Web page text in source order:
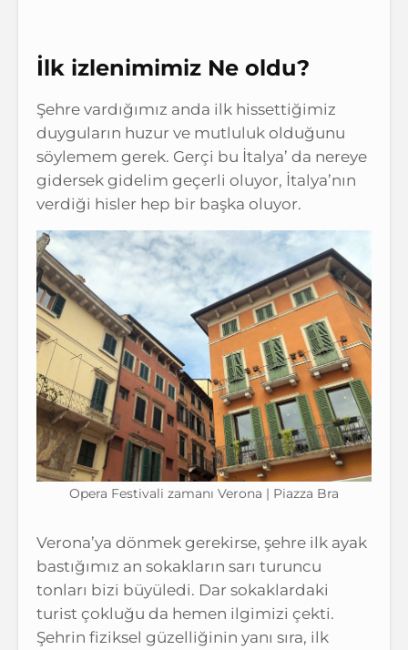
İlk izlenimimiz Ne oldu?
Şehre vardığımız anda ilk hissettiğimiz
duyguların huzur ve mutluluk olduğunu
söylemem gerek. Gerçi bu İtalya’ da nereye
gidersek gidelim geçerli oluyor, İtalya’nın
verdiği hisler hep bir başka oluyor.
Opera Festivali zamanı Verona | Piazza Bra
Verona’ya dönmek gerekirse, şehre ilk ayak
bastığımız an sokakların sarı turuncu
tonları bizi büyüledi. Dar sokaklardaki
turist çokluğu da hemen ilgimizi çekti.
Şehrin fiziksel güzelliğinin yanı sıra, ilk